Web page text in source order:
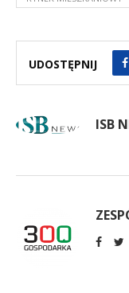
UDOSTĘPNIJ
ISB